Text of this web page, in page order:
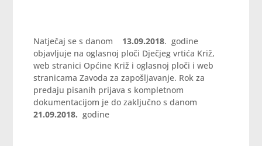
Natječaj se s danom 13.09.2018. godine
objavljuje na oglasnoj ploči Dječjeg vrtića Križ,
web stranici Općine Križ i oglasnoj ploči i web
stranicama Zavoda za zapošljavanje. Rok za
predaju pisanih prijava s kompletnom
dokumentacijom je do zaključno s danom
21.09.2018. godine